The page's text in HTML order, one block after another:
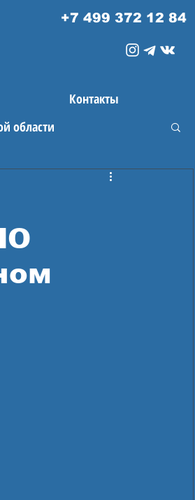
+7 499 372 12 84
Контакты
области